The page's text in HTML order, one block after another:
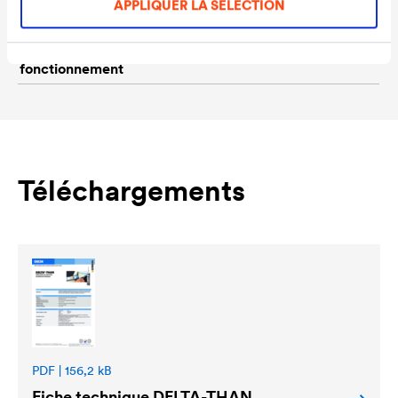
APPLIQUER LA SÉLECTION
mise en oeuvre
tempéré préalable.
Température de
fonctionnement
-30 °C à +80 °C
Téléchargements
PDF | 156,2 kB